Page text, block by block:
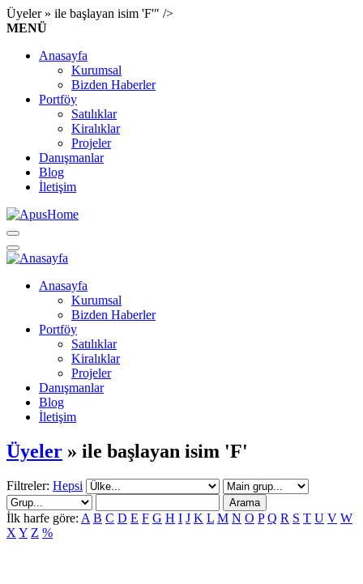
Üyeler » ile başlayan isim 'F'" />
MENÜ
Anasayfa
Kurumsal
Bizden Haberler
Portföy
Satılıklar
Kiralıklar
Projeler
Danışmanlar
Blog
İletişim
Anasayfa
Kurumsal
Bizden Haberler
Portföy
Satılıklar
Kiralıklar
Projeler
Danışmanlar
Blog
İletişim
Üyeler » ile başlayan isim 'F'
Filtreler: Hepsi
İlk harfe göre: A B C D E F G H I J K L M N O P Q R S T U V W
X Y Z %